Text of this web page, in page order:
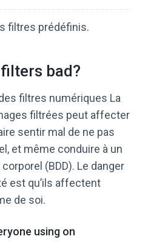
filtres prédéfinis.
bad?
filtres numériques La
filtrées peut affecter
sentir mal de ne pas
et même conduire à un
(BDD). Le danger
est qu’ils affectent
de soi.
using on